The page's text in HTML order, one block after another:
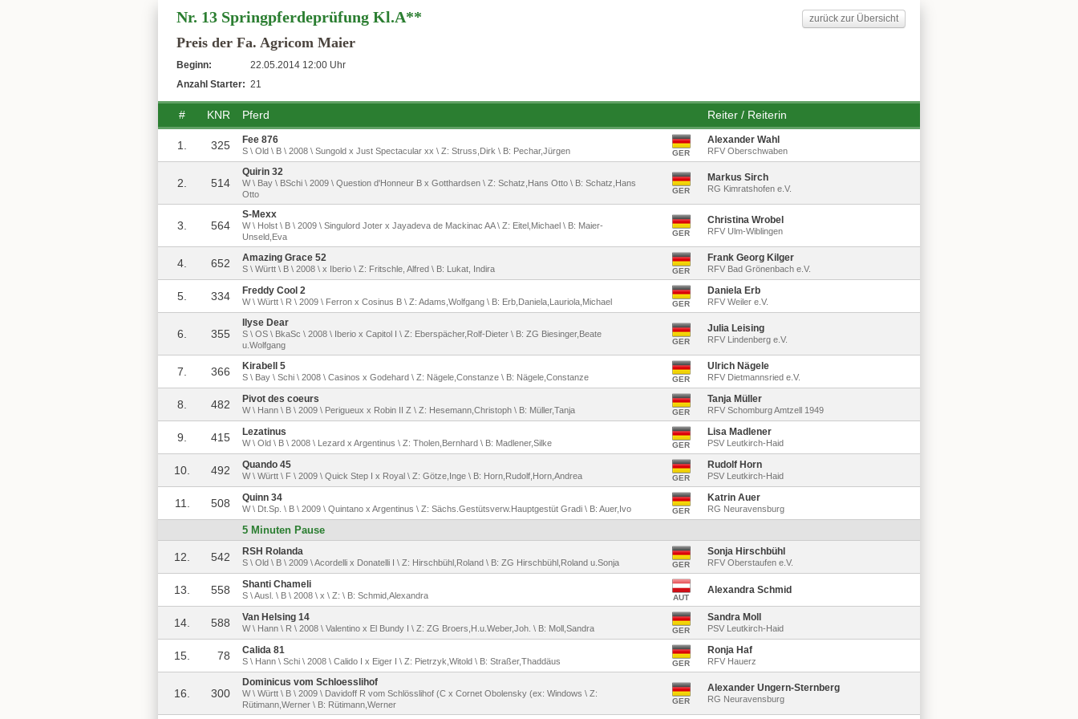
zurück zur Übersicht
Nr. 13 Springpferdeprüfung Kl.A**
Preis der Fa. Agricom Maier
Beginn:
22.05.2014 12:00 Uhr
Anzahl Starter: 21
# KNR Pferd Reiter / Reiterin
1. 325 Fee 876
S \ Old \ B \ 2008 \ Sungold x Just Spectacular xx \ Z: Struss,Dirk \ B: Pechar,Jürgen GER
Alexander Wahl
RFV Oberschwaben
2. 514
Quirin 32
W \ Bay \ BSchi \ 2009 \ Question d'Honneur B x Gotthardsen \ Z: Schatz,Hans Otto \ B: Schatz,Hans
Otto
GER
Markus Sirch
RG Kimratshofen e.V.
3. 564
S-Mexx
W \ Holst \ B \ 2009 \ Singulord Joter x Jayadeva de Mackinac AA \ Z: Eitel,Michael \ B: Maier-
Unseld,Eva
GER
Christina Wrobel
RFV Ulm-Wiblingen
4. 652 Amazing Grace 52
S \ Württ \ B \ 2008 \ x Iberio \ Z: Fritschle, Alfred \ B: Lukat, Indira GER
Frank Georg Kilger
RFV Bad Grönenbach e.V.
5. 334 Freddy Cool 2
W \ Württ \ R \ 2009 \ Ferron x Cosinus B \ Z: Adams,Wolfgang \ B: Erb,Daniela,Lauriola,Michael GER
Daniela Erb
RFV Weiler e.V.
6. 355
Ilyse Dear
S \ OS \ BkaSc \ 2008 \ Iberio x Capitol I \ Z: Eberspächer,Rolf-Dieter \ B: ZG Biesinger,Beate
u.Wolfgang
GER
Julia Leising
RFV Lindenberg e.V.
7. 366 Kirabell 5
S \ Bay \ Schi \ 2008 \ Casinos x Godehard \ Z: Nägele,Constanze \ B: Nägele,Constanze GER
Ulrich Nägele
RFV Dietmannsried e.V.
8. 482 Pivot des coeurs
W \ Hann \ B \ 2009 \ Perigueux x Robin II Z \ Z: Hesemann,Christoph \ B: Müller,Tanja GER
Tanja Müller
RFV Schomburg Amtzell 1949
9. 415 Lezatinus
W \ Old \ B \ 2008 \ Lezard x Argentinus \ Z: Tholen,Bernhard \ B: Madlener,Silke GER
Lisa Madlener
PSV Leutkirch-Haid
10. 492 Quando 45
W \ Württ \ F \ 2009 \ Quick Step I x Royal \ Z: Götze,Inge \ B: Horn,Rudolf,Horn,Andrea GER
Rudolf Horn
PSV Leutkirch-Haid
11. 508 Quinn 34
W \ Dt.Sp. \ B \ 2009 \ Quintano x Argentinus \ Z: Sächs.Gestütsverw.Hauptgestüt Gradi \ B: Auer,Ivo GER
Katrin Auer
RG Neuravensburg
5 Minuten Pause
12. 542 RSH Rolanda
S \ Old \ B \ 2009 \ Acordelli x Donatelli I \ Z: Hirschbühl,Roland \ B: ZG Hirschbühl,Roland u.Sonja GER
Sonja Hirschbühl
RFV Oberstaufen e.V.
13. 558 Shanti Chameli
S \ Ausl. \ B \ 2008 \ x \ Z: \ B: Schmid,Alexandra AUT
Alexandra Schmid
14. 588 Van Helsing 14
W \ Hann \ R \ 2008 \ Valentino x El Bundy I \ Z: ZG Broers,H.u.Weber,Joh. \ B: Moll,Sandra GER
Sandra Moll
PSV Leutkirch-Haid
15. 78 Calida 81
S \ Hann \ Schi \ 2008 \ Calido I x Eiger I \ Z: Pietrzyk,Witold \ B: Straßer,Thaddäus GER
Ronja Haf
RFV Hauerz
16. 300
Dominicus vom Schloesslihof
W \ Württ \ B \ 2009 \ Davidoff R vom Schlösslihof (C x Cornet Obolensky (ex: Windows \ Z:
Rütimann,Werner \ B: Rütimann,Werner
GER
Alexander Ungern-Sternberg
RG Neuravensburg